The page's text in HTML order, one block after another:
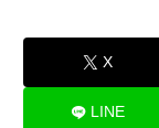
X
LINE